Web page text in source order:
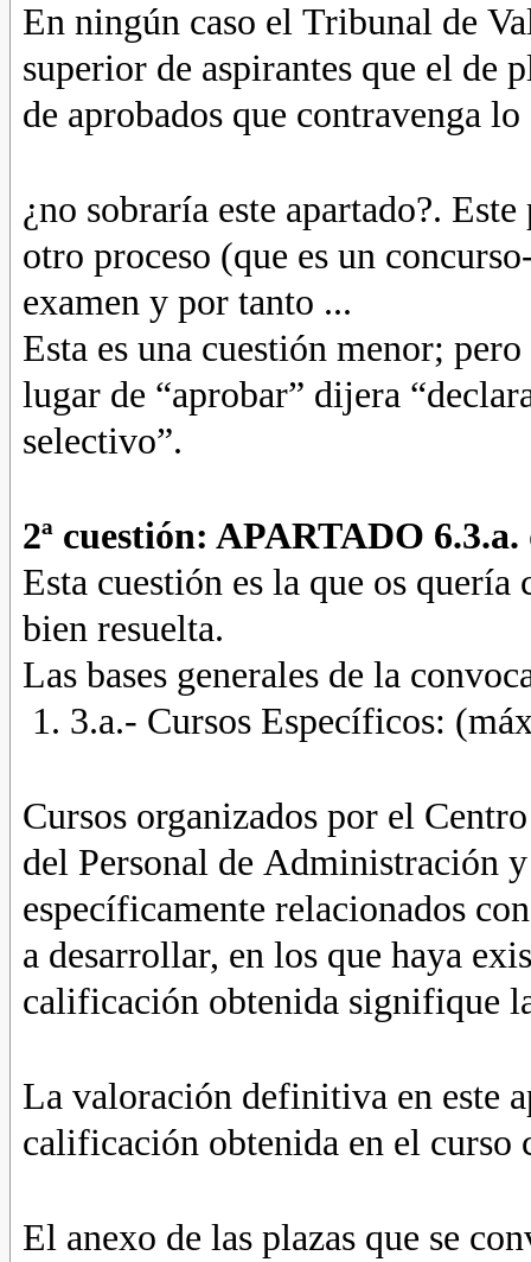
En ningún caso el Tribunal de
superior de aspirantes que el de
de aprobados que contravenga
¿no sobraría este apartado?.
otro proceso (que es un
examen y por tanto ...
Esta es una cuestión menor;
lugar de “aprobar” dijera
selectivo”.
2ª cuestión: APARTADO
Esta cuestión es la que os quería
bien resuelta.
Las bases generales de la
3.a.- Cursos Específicos:
Cursos organizados por el
del Personal de Administración
específicamente relacionados
a desarrollar, en los que haya
calificación obtenida signifique
La valoración definitiva en este
calificación obtenida en el curso
El anexo de las plazas que se